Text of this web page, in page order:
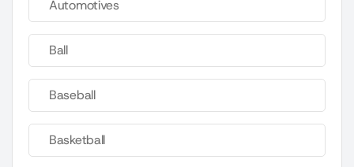
Automotives
Ball
Baseball
Basketball